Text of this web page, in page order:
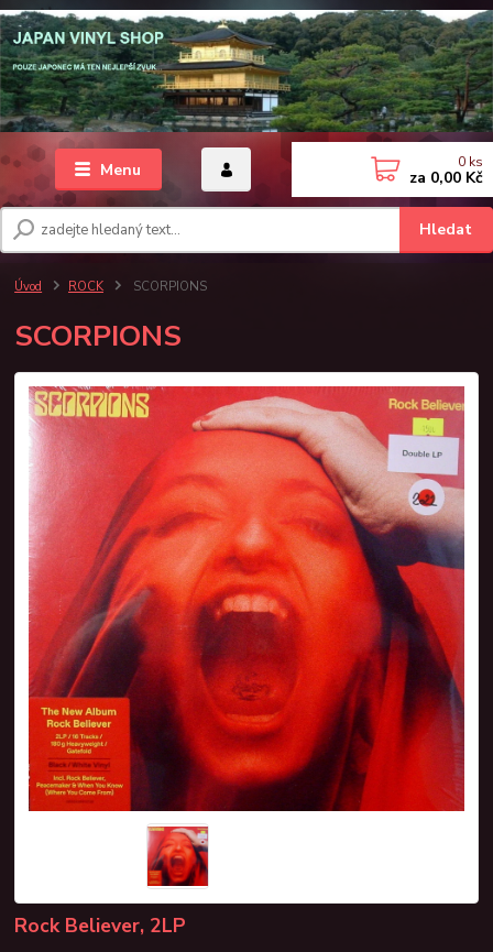
Menu
Hledat
0 ks
za 0,00 Kč
Úvod ROCK SCORPIONS
SCORPIONS
Rock Believer, 2LP